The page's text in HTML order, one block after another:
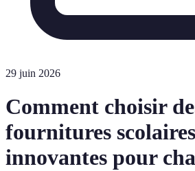
29 juin 2026
Comment choisir
fournitures scolaires
innovantes pour